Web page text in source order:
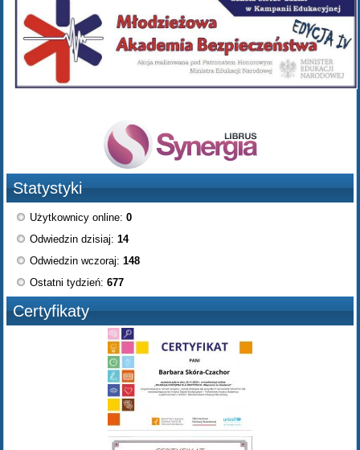
Statystyki
Użytkownicy online:0
Odwiedzin dzisiaj:14
Odwiedzin wczoraj:148
Ostatni tydzień:677
Certyfikaty